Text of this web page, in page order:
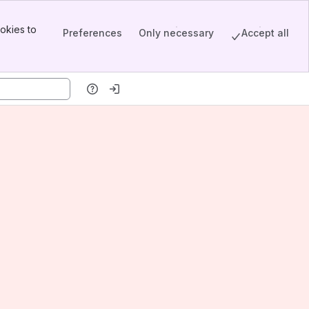
to
Preferences Only necessary Accept all